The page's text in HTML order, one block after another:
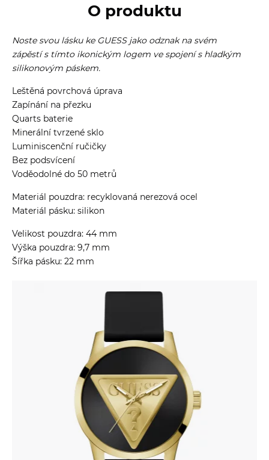
O produktu
Noste svou lásku ke GUESS jako odznak na svém
zápěstí s tímto ikonickým logem ve spojení s hladkým
silikonovým páskem.
Leštěná povrchová úprava
Zapínání na přezku
Quarts baterie
Minerální tvrzené sklo
Luminiscenční ručičky
Bez podsvícení
Voděodolné do 50 metrů
Materiál pouzdra: recyklovaná nerezová ocel
Materiál pásku: silikon
Velikost pouzdra: 44 mm
Výška pouzdra: 9,7 mm
Šířka pásku: 22 mm